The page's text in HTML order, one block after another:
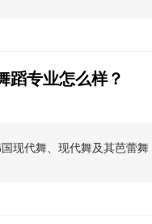
蹈专业怎么样？
现代舞、现代舞及其芭蕾